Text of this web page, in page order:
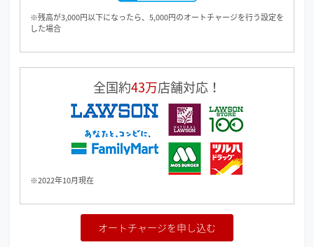
※残高が3,000円以下になったら、5,000円のオートチャージを行う設定を
した場合
全国約43万店舗対応！
※2022年10月現在
オートチャージを申し込む